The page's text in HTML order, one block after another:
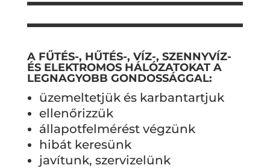
A FŰTÉS-, HŰTÉS-, VÍZ-, SZENNYVÍZ-
ÉS ELEKTROMOS HÁLÓZATOKAT A
LEGNAGYOBB GONDOSSÁGGAL:
üzemeltetjük és karbantartjuk
ellenőrizzük
állapotfelmérést végzünk
hibát keresünk
javítunk, szervizelünk